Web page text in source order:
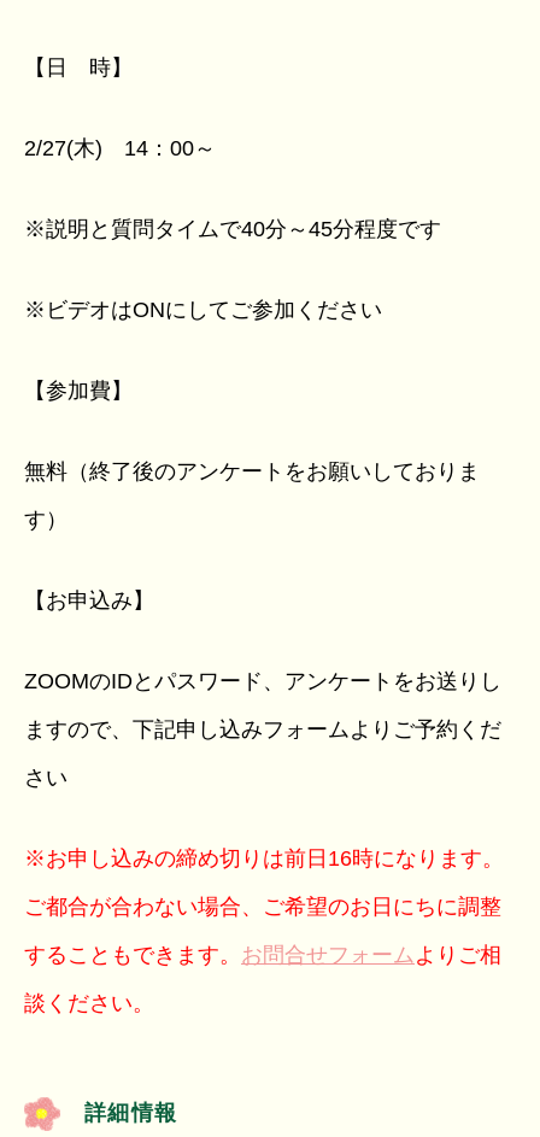
【日 時】
2/27(木) 14：00～
※説明と質問タイムで40分～45分程度です
※ビデオはONにしてご参加ください
【参加費】
無料（終了後のアンケートをお願いしておりま
す）
【お申込み】
ZOOMのIDとパスワード、アンケートをお送りし
ますので、下記申し込みフォームよりご予約くだ
さい
※お申し込みの締め切りは前日16時になります。
ご都合が合わない場合、ご希望のお日にちに調整
することもできます。 お問合せフォームよりご相
談ください。
詳細情報